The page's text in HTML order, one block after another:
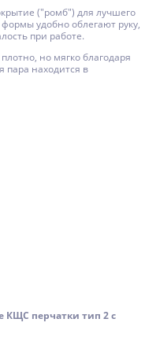
("ромб") для лучшего
удобно облегают руку,
при работе.
но мягко благодаря
пара находится в
КЩС перчатки тип 2 с